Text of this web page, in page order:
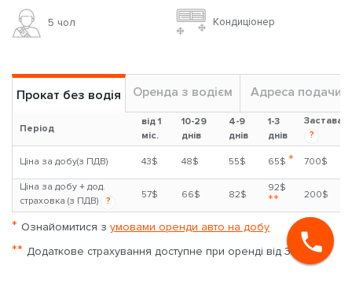
5 чoл Кондиціонер
Прокат без водія Оренда з водієм Адреса подачи
Період
від 1
міс.
10-29
днів
4-9
днів
1-3
днів
Застава
?
Ціна за добу(з ПДВ) 43$ 48$ 55$ 65$ * 700$
Ціна за добу + дод.
страховка (з ПДВ)
?
57$ 66$ 82$
92$
** 200$
* Ознайомитися з умовами оренди авто на добу
** Додаткове страхування доступне при оренді від 3-х діб